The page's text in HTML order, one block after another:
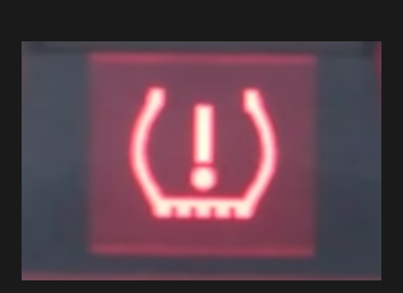
elementos más importantes dentro de un motor. Esta pieza
se encarga de coordinar el movimiento de los pistones y las
válvulas, permitiendo que la combustión se produzca de
manera correcta. Por lo tanto, cualquier fallo en la correa
puede generar graves consecuencias, incluyendo la rotura
del motor. En este sentido, es comprensible que los
fabricantes busquen nuevas soluciones para mejorar la
En el caso de ...